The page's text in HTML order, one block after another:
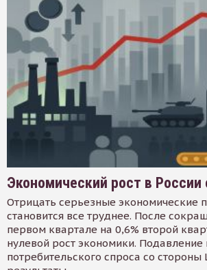
Экономический рост в России
Отрицать серьезные экономические
становится все труднее. После
первом квартале на 0,6% второй
нулевой рост экономики. Подавление
потребительского спроса со